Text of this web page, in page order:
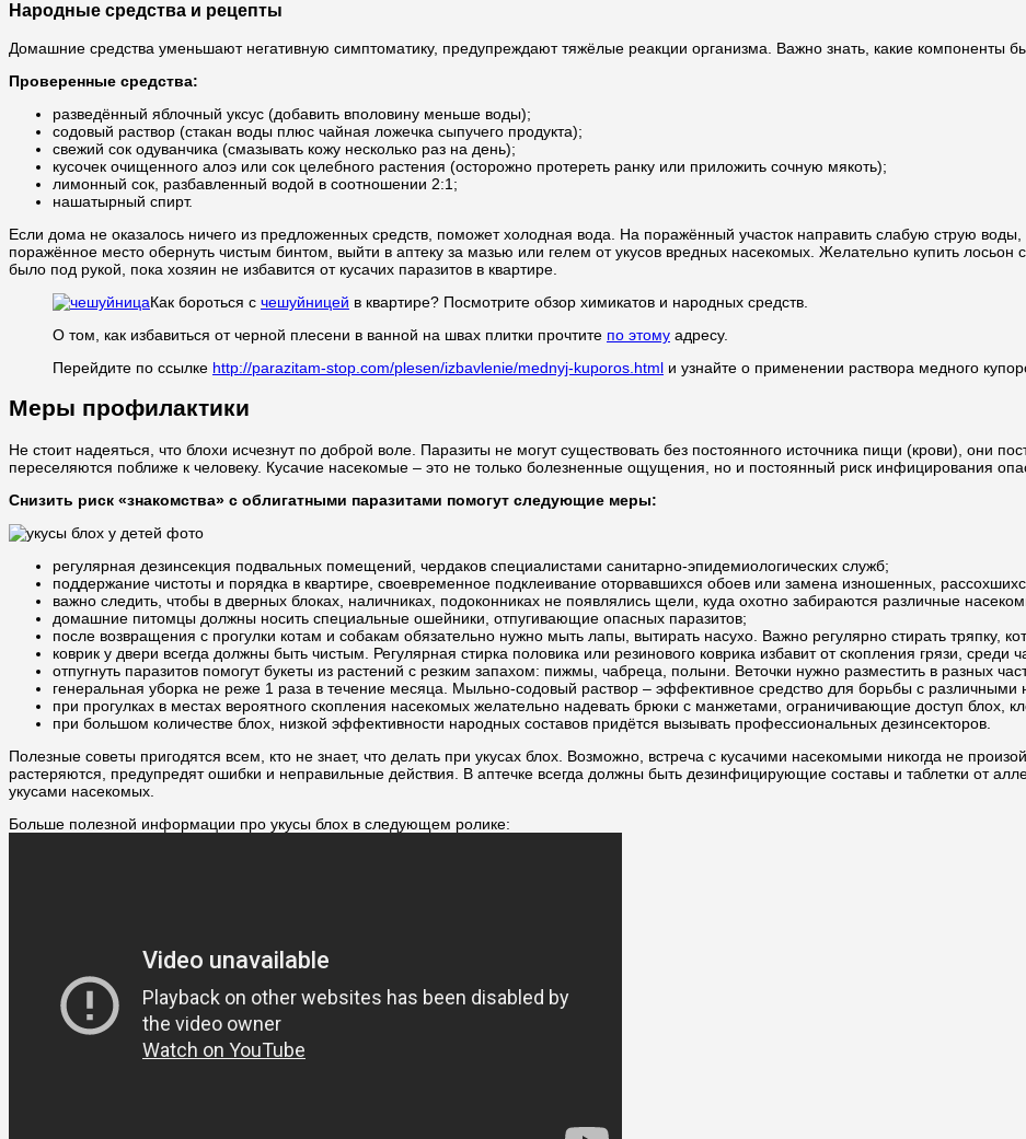
Народные средства и рецепты
Домашние средства уменьшают негативную симптоматику, предупреждают тяжёлые реакции организма. Важно знать, какие компоненты
Проверенные средства:
разведённый яблочный уксус (добавить вполовину меньше воды);
содовый раствор (стакан воды плюс чайная ложечка сыпучего продукта);
свежий сок одуванчика (смазывать кожу несколько раз на день);
кусочек очищенного алоэ или сок целебного растения (осторожно протереть ранку или приложить сочную мякоть);
лимонный сок, разбавленный водой в соотношении 2:1;
нашатырный спирт.
Если дома не оказалось ничего из предложенных средств, поможет холодная вода. На поражённый участок направить слабую струю воды,
поражённое место обернуть чистым бинтом, выйти в аптеку за мазью или гелем от укусов вредных насекомых. Желательно купить
было под рукой, пока хозяин не избавится от кусачих паразитов в квартире.
Как бороться с чешуйницей в квартире? Посмотрите обзор химикатов и народных средств.
О том, как избавиться от черной плесени в ванной на швах плитки прочтите по этому адресу.
Перейдите по ссылке http://parazitam-stop.com/plesen/izbavlenie/mednyj-kuporos.html и узнайте о применении раствора медного
Меры профилактики
Не стоит надеяться, что блохи исчезнут по доброй воле. Паразиты не могут существовать без постоянного источника пищи (крови), они
переселяются поближе к человеку. Кусачие насекомые – это не только болезненные ощущения, но и постоянный риск инфицирования
Снизить риск «знакомства» с облигатными паразитами помогут следующие меры:
регулярная дезинсекция подвальных помещений, чердаков специалистами санитарно-эпидемиологических служб;
поддержание чистоты и порядка в квартире, своевременное подклеивание оторвавшихся обоев или замена изношенных,
важно следить, чтобы в дверных блоках, наличниках, подоконниках не появлялись щели, куда охотно забираются различные
домашние питомцы должны носить специальные ошейники, отпугивающие опасных паразитов;
после возвращения с прогулки котам и собакам обязательно нужно мыть лапы, вытирать насухо. Важно регулярно стирать тряпку,
коврик у двери всегда должны быть чистым. Регулярная стирка половика или резинового коврика избавит от скопления грязи, среди
отпугнуть паразитов помогут букеты из растений с резким запахом: пижмы, чабреца, полыни. Веточки нужно разместить в разных
генеральная уборка не реже 1 раза в течение месяца. Мыльно-содовый раствор – эффективное средство для борьбы с
при прогулках в местах вероятного скопления насекомых желательно надевать брюки с манжетами, ограничивающие доступ блох,
при большом количестве блох, низкой эффективности народных составов придётся вызывать профессиональных дезинсекторов.
Полезные советы пригодятся всем, кто не знает, что делать при укусах блох. Возможно, встреча с кусачими насекомыми никогда не
растеряются, предупредят ошибки и неправильные действия. В аптечке всегда должны быть дезинфицирующие составы и таблетки от
укусами насекомых.
Больше полезной информации про укусы блох в следующем ролике: